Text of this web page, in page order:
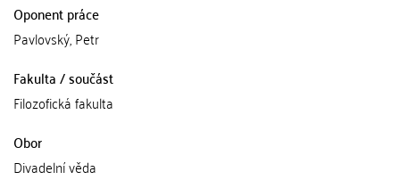
Oponent práce
Pavlovský, Petr
Fakulta / součást
Filozofická fakulta
Obor
Divadelní věda